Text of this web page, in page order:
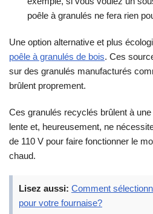
poêle à granulés ne fera rien
Une option alternative et plus
poêle à granulés de bois. Ces
sur des granulés manufacturés
brûlent proprement.
Ces granulés recyclés brûlent à
lente et, heureusement, ne
de 110 V pour faire fonctionner le
chaud.
Lisez aussi: Comment
pour votre fournaise?